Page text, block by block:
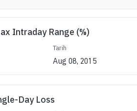
Intraday Range (%)
Tarih
Aug 08, 2015
Day Loss